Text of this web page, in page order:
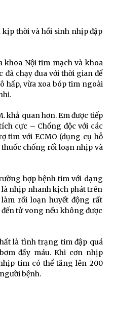
kịp thời và hồi sinh nhịp đập
khoa Nội tim mạch và khoa
đã chạy đua với thời gian để
hấp, vừa xoa bóp tim ngoài
khả quan hơn. Em được tiếp
cực – Chống độc với các
tim với ECMO (dụng cụ hỗ
chống rối loạn nhịp và
hợp bệnh tim với dạng
nhịp nhanh kịch phát trên
rối loạn huyết động rất
tử vong nếu không được
là tình trạng tim đập quá
đầy máu. Khi cơn nhịp
tim có thể tăng lên 200
bệnh.